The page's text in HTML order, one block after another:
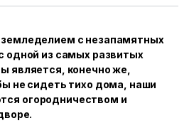
с незапамятных
одной из самых развитых
является, конечно же,
не сидеть тихо дома, наши
огородничеством и